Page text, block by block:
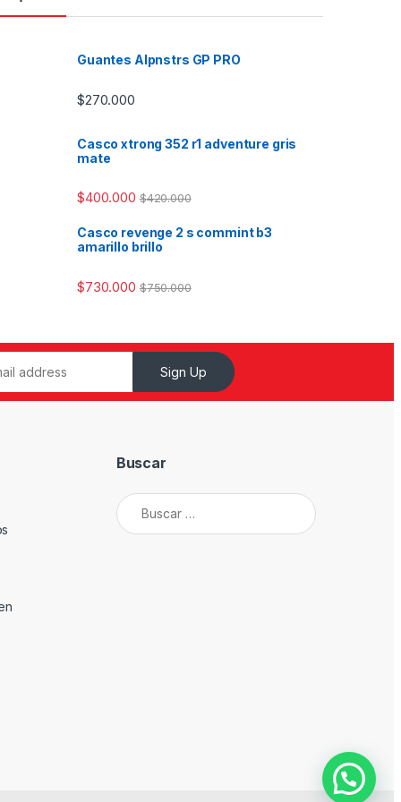
Guantes Alpnstrs GP PRO
$270.000
Casco xtrong 352 r1 adventure gris
mate
$400.000 $420.000
Casco revenge 2 s commint b3
amarillo brillo
$730.000 $750.000
Sign Up
Buscar
Buscar: